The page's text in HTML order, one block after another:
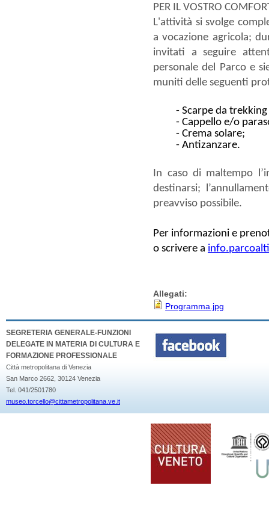
PER IL VOSTRO
L'attività si svolge
a vocazione agricola;
invitati a seguire
personale del Parco e
muniti delle seguenti
Scarpe da
Cappello e/o
Crema solare;
Antizanzare.
In caso di maltempo
destinarsi;
preavviso possibile.
Per informazioni e
o scrivere a
Allegati:
Programma.jpg
SEGRETERIA GENERALE-FUNZIONI
DELEGATE IN MATERIA DI CULTURA E
FORMAZIONE PROFESSIONALE
Città metropolitana di Venezia
San Marco 2662, 30124 Venezia
Tel. 041/2501780
museo.torcello@cittametropolitana.ve.it